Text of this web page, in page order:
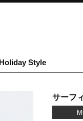
Holiday Style
サーフ